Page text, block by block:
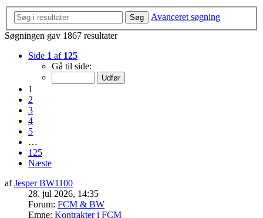
Søg
Avanceret søgning
Søgningen gav 1867 resultater
Side 1 af 125
Gå til side:
1
2
3
4
5
…
125
Næste
afJesper BW1100
28. jul 2026, 14:35
Forum: FCM & BW
Emne: Kontrakter i FCM